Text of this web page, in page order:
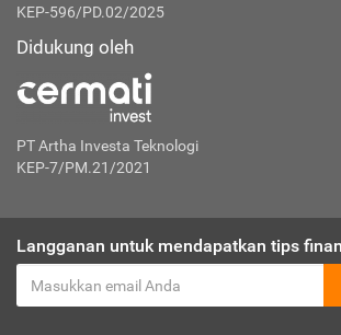
KEP-596/PD.02/2025
Didukung oleh
PT Artha Investa Teknologi
KEP-7/PM.21/2021
Langganan untuk mendapatkan tips